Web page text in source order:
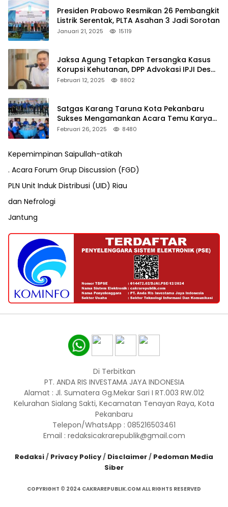
Presiden Prabowo Resmikan 26 Pembangkit
Listrik Serentak, PLTA Asahan 3 Jadi Sorotan
Januari 21, 2025 15119
Jaksa Agung Tetapkan Tersangka Kasus
Korupsi Kehutanan, DPP Advokasi IPJI Desak
Pengusutan Pajak RAPP
Februari 12, 2025 8802
Satgas Karang Taruna Kota Pekanbaru
Sukses Mengamankan Acara Temu Karya
VII Karang Taruna Pekanbaru
Februari 26, 2025 8480
Kepemimpinan Saipullah-atikah
. Acara Forum Grup Discussion (FGD)
PLN Unit Induk Distribusi (UID) Riau
dan Nefrologi
Jantung
Di Terbitkan
PT. ANDA RIS INVESTAMA JAYA INDONESIA
Alamat : Jl. Sumatera Gg.Mekar Sari I RT.003 RW.012
Kelurahan Sialang Sakti, Kecamatan Tenayan Raya, Kota
Pekanbaru
Telepon/WhatsApp : 085216503461
Email : redaksicakrarepublik@gmail.com
Redaksi/ Privacy Policy/ Disclaimer/ Pedoman Media
Siber
COPYRIGHT © 2024 CAKRAREPUBLIK.COM ALL RIGHTS RESERVED